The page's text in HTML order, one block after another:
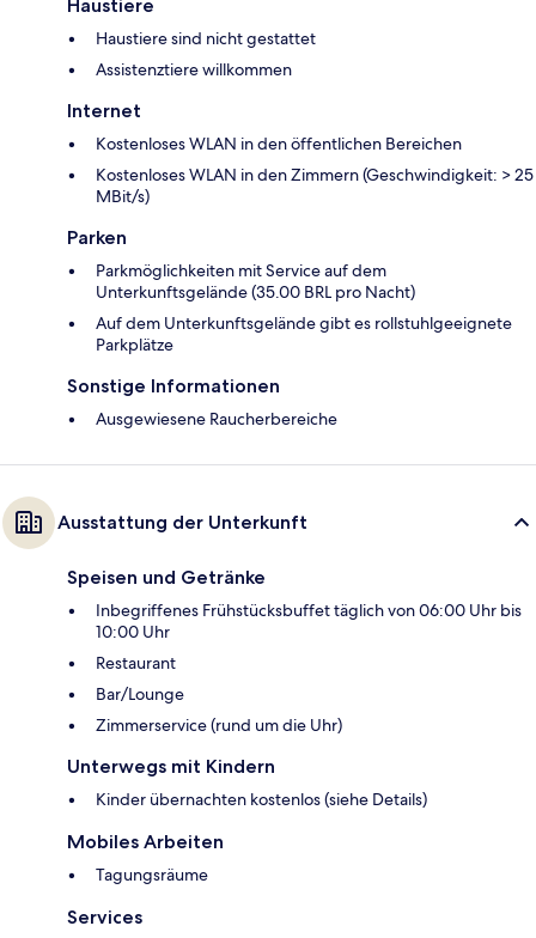
Haustiere
Haustiere sind nicht gestattet
Assistenztiere willkommen
Internet
Kostenloses WLAN in den öffentlichen Bereichen
Kostenloses WLAN in den Zimmern (Geschwindigkeit: > 25
MBit/s)
Parken
Parkmöglichkeiten mit Service auf dem
Unterkunftsgelände (35.00 BRL pro Nacht)
Auf dem Unterkunftsgelände gibt es rollstuhlgeeignete
Parkplätze
Sonstige Informationen
Ausgewiesene Raucherbereiche
Ausstattung der Unterkunft
Speisen und Getränke
Inbegriffenes Frühstücksbuffet täglich von 06:00 Uhr bis
10:00 Uhr
Restaurant
Bar/Lounge
Zimmerservice (rund um die Uhr)
Unterwegs mit Kindern
Kinder übernachten kostenlos (siehe Details)
Mobiles Arbeiten
Tagungsräume
Services